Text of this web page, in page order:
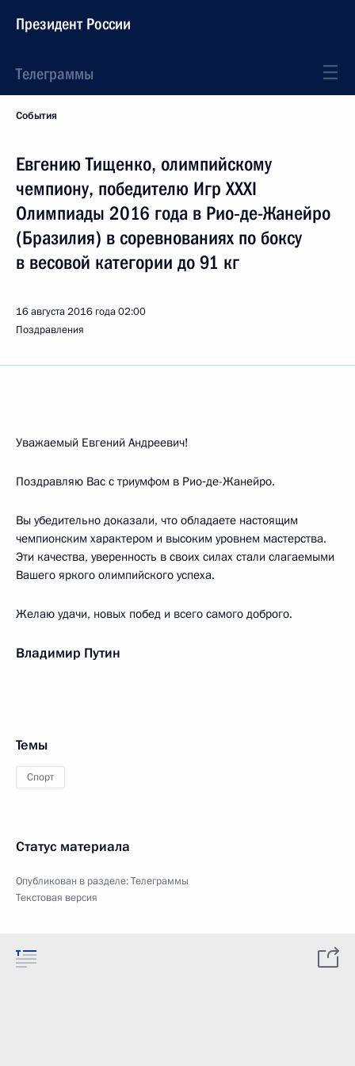
Президент России
Телеграммы
События
Евгению Тищенко, олимпийскому
чемпиону, победителю Игр XXXI
Олимпиады 2016 года в Рио‑де-Жанейро
(Бразилия) в соревнованиях по боксу
в весовой категории до 91 кг
16 августа 2016 года02:00
Поздравления
Уважаемый Евгений Андреевич!
Поздравляю Вас с триумфом в Рио‑де-Жанейро.
Вы убедительно доказали, что обладаете настоящим
чемпионским характером и высоким уровнем мастерства.
Эти качества, уверенность в своих силах стали слагаемыми
Вашего яркого олимпийского успеха.
Желаю удачи, новых побед и всего самого доброго.
Владимир Путин
Темы
Спорт
Статус материала
Опубликован в разделе:Телеграммы
Текстовая версия